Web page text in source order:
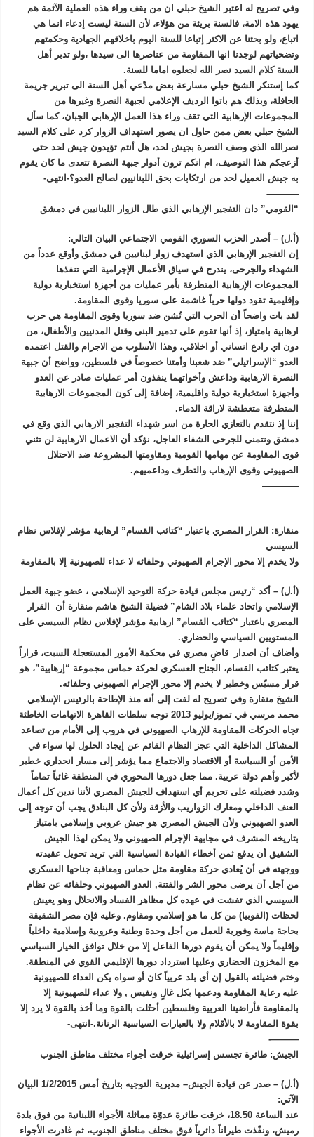
وفي تصريح له اعتبر الشيخ حبلي ان من يقف وراء هذه العملية الآثمة هم
يهود هذه الامة، فالسنة بريئة من هؤلاء، لأن السنة ليست إدعاء انما هي
اتباع، ولو بحثنا عن الاكثر إتباعا للسنة اليوم باخلاقهم الجهادية وحكمتهم
وتضحياتهم لوجدنا انها المقاومة من عناصرها الی سيدها ،ولو تدبر أهل
السنة كلام السيد نصر الله لجعلوه اماما للسنة.
كما إستنكر الشيخ حبلي مسارعة بعض مدّعي أهل السنة الى تبرير جريمة
الحافلة، وبذلك هم باتوا الرديف الإعلامي لجبهة النصرة وغيرها من
المجموعات الإرهابية التي تقف وراء هذا العمل الإرهابي الجبان، كما سأل
الشيخ حبلي بعض ممن حاول ان يصور استهداف الزوار كرد على كلام السيد
نصرالله الذي وصف النصرة بجيش لحد، هل أنتم تؤيدون جيش لحد حتى
أزعجكم هذا التوصيف، ام انكم ترون أدوار جبهة النصرة تتعدى ما كان يقوم
به جيش العميل لحد من ارتكابات بحق اللبنانيين لصالح العدو؟-انتهى-
———–
“القومي” دان التفجير الإرهابي الذي طال الزوار اللبنانيين في دمشق
(أ.ل) – أصدر الحزب السوري القومي الاجتماعي البيان التالي:
إن التفجير الإرهابي الذي استهدف زوار لبنانيين في دمشق وأوقع عدداً من
الشهداء والجرحى، يندرج في سياق الأعمال الإجرامية التي تنفذها
المجموعات الإرهابية المتطرفة بأمر عمليات من أجهزة استخبارية دولية
وإقليمية تقود دولها حرباً غاشمة على سوريا وقوى المقاومة.
لقد بات واضحاً أن الحرب التي تُشن ضد سوريا وقوى المقاومة هي حرب
ارهابية بامتياز، إذ أنها تقوم على تدمير البنى وقتل المدنيين والأطفال، من
دون اي رادع انساني أو اخلاقي، وهذا الأسلوب من الاجرام والقتل اعتمده
العدو “الإسرائيلي” ضد شعبنا وأمتنا خصوصاً في فلسطين، وواضح أن جبهة
النصرة الارهابية وداعش وأخواتهما ينفذون أمر عمليات صادر عن العدو
وأجهزة استخبارية دولية واقليمية، إضافة إلى كون المجموعات الارهابية
المتطرفة متعطشة لاراقة الدماء.
إننا إذ نتقدم بالتعازي الحارة من اسر شهداء التفجير الارهابي الذي وقع في
دمشق ونتمنى للجرحى الشفاء العاجل، نؤكد أن الاعمال الارهابية لن تثني
قوى المقاومة عن مهامها القومية ومقاومتها المشروعة ضد الاحتلال
الصهيوني وقوى الإرهاب والتطرف وداعميهم.
————
منقارة: القرار المصري باعتبار “كتائب القسام” ارهابية مؤشر لإفلاس نظام
السيسي
ولا يخدم إلا محور الإجرام الصهيوني وحلفائه لا عداء للصهيونية إلا بالمقاومة
(أ.ل) – أكد “رئيس مجلس قيادة حركة التوحيد الإسلامي ، عضو جبهة العمل
الإسلامي واتحاد علماء بلاد الشام” فضيلة الشيخ هاشم منقارة أن القرار
المصري باعتبار “كتائب القسام” ارهابية مؤشر لإفلاس نظام السيسي على
المستويين السياسي والحضاري.
وأضاف أن اصدار قاضٍ مصري في محكمة الأمور المستعجلة السبت، قراراً
يعتبر كتائب القسام، الجناح العسكري لحركة حماس مجموعة “إرهابية”، هو
قرار مسيّس وخطير لا يخدم إلا محور الإجرام الصهيوني وحلفائه.
الشيخ منقارة وفي تصريح له لفت إلى أنه منذ الإطاحة بالرئيس الإسلامي
محمد مرسي في تموز/يوليو 2013 توجه سلطات القاهرة الاتهامات الخاطئة
تجاه الحركات المقاومة للإرهاب الصهيوني في هروب إلى الأمام من تصاعد
المشاكل الداخلية التي عجز النظام القائم عن إيجاد الحلول لها سواء في
الأمن أو السياسة أو الاقتصاد والاجتماع مما يؤشر إلى مسار انحداري خطير
لأكبر وأهم دولة عربية. مما جعل دورها المحوري في المنطقة غائباً تماماً
وشدد فضيلته على تحريم أي استهداف للجيش المصري لأننا ندين كل أعمال
العنف الداخلي ومعارك الزواريب والأزقة ولأن كل البنادق يجب أن توجه إلى
العدو الصهيوني ولأن الجيش المصري هو جيش عروبي وإسلامي بامتياز
بتاريخه المشرف في مجابهة الإجرام الصهيوني ولا يمكن لهذا الجيش
الشقيق أن يدفع ثمن أخطاء القيادة السياسية التي تريد تحويل عقيدته
ووجهته في أن يُعادي حركة مقاومة مثل حماس ومعاقبة جناحها العسكري
من أجل أن يرضى محور الشر والفتنة, العدو الصهيوني وحلفائه عن نظام
السيسي الذي تفشت في عهده كل مظاهر الفساد والانحلال وهو يعيش
لحظات (الفوبيا) من كل ما هو إسلامي ومقاوم. وعليه فإن مصر الشقيقة
بحاجة ماسة وفورية للعمل من أجل وحدة وطنية وعروبية وإسلامية داخلياً
وإقليماً ولا يمكن أن يقوم دورها الفاعل إلا من خلال توافق الخيار السياسي
مع المخزون الحضاري وعليها استرداد دورها الإقليمي القوي في المنطقة.
وختم فضيلته بالقول إن أي بلد عربياً كان أو سواه يكن العداء للصهيونية
عليه رعاية المقاومة ودعمها بكل غالٍ ونفيس , ولا عداء للصهيونية إلا
بالمقاومة فأراضينا العربية وفلسطين أحتُلت بالقوة وما أخذ بالقوة لا يرد إلا
بقوة المقاومة لا بالأقلام ولا بالعبارات السياسية الرنانة.-انتهى-
———-
الجيش: طائرة تجسس إسرائيلية خرقت أجواء مختلف مناطق الجنوب
(أ.ل) – صدر عن قيادة الجيش– مديرية التوجيه بتاريخ أمس 1/2/2015 البيان
الآتي:
عند الساعة 18.50، خرقت طائرة عدوّة مماثلة الأجواء اللبنانية من فوق بلدة
رميش، ونفّذت طيراناً دائرياً فوق مختلف مناطق الجنوب، ثم غادرت الأجواء